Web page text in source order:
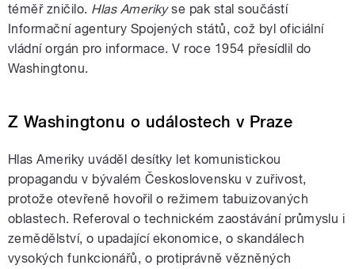
téměř zničilo. Hlas Amerikyse pak stal součástí
Informační agentury Spojených států, což byl oficiální
vládní orgán pro informace. V roce 1954 přesídlil do
Washingtonu.
Z Washingtonu o událostech v Praze
Hlas Ameriky uváděl desítky let komunistickou
propagandu v bývalém Československu v zuřivost,
protože otevřeně hovořil o režimem tabuizovaných
oblastech. Referoval o technickém zaostávání průmyslu i
zemědělství, o upadající ekonomice, o skandálech
vysokých funkcionářů, o protiprávně vězněných